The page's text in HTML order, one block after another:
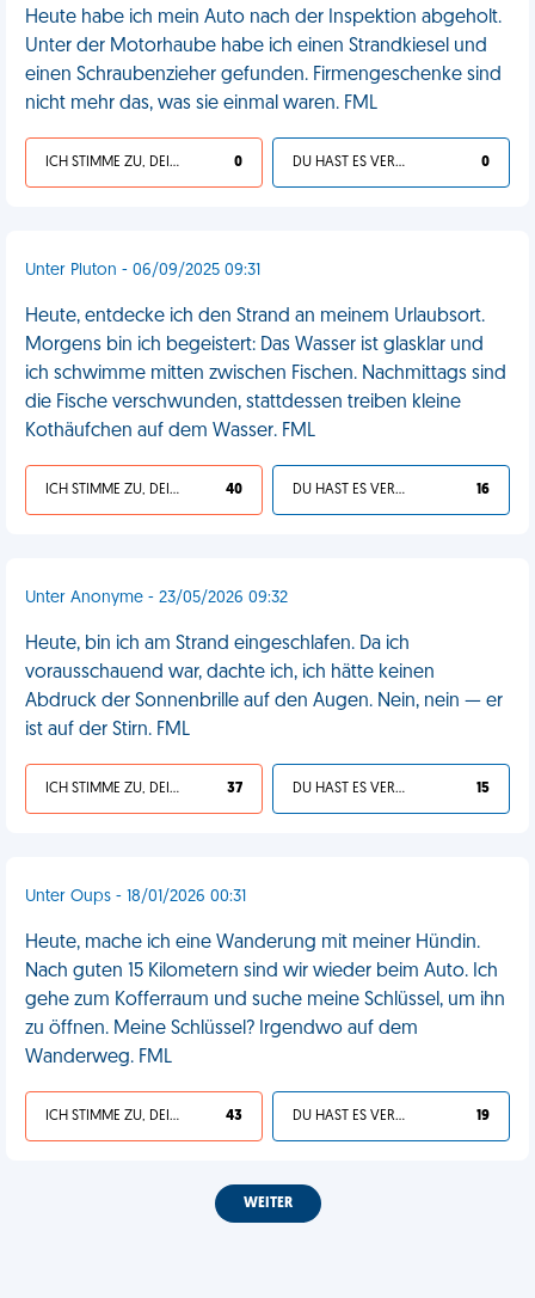
Heute habe ich mein Auto nach der Inspektion abgeholt.
Unter der Motorhaube habe ich einen Strandkiesel und
einen Schraubenzieher gefunden. Firmengeschenke sind
nicht mehr das, was sie einmal waren. FML
ICH STIMME ZU, DEIN LEBEN IST SCHEISSE 0 DU HAST ES VERDIENT 0
Unter Pluton - 06/09/2025 09:31
Heute, entdecke ich den Strand an meinem Urlaubsort.
Morgens bin ich begeistert: Das Wasser ist glasklar und
ich schwimme mitten zwischen Fischen. Nachmittags sind
die Fische verschwunden, stattdessen treiben kleine
Kothäufchen auf dem Wasser. FML
ICH STIMME ZU, DEIN LEBEN IST SCHEISSE 40 DU HAST ES VERDIENT 16
Unter Anonyme - 23/05/2026 09:32
Heute, bin ich am Strand eingeschlafen. Da ich
vorausschauend war, dachte ich, ich hätte keinen
Abdruck der Sonnenbrille auf den Augen. Nein, nein — er
ist auf der Stirn. FML
ICH STIMME ZU, DEIN LEBEN IST SCHEISSE 37 DU HAST ES VERDIENT 15
Unter Oups - 18/01/2026 00:31
Heute, mache ich eine Wanderung mit meiner Hündin.
Nach guten 15 Kilometern sind wir wieder beim Auto. Ich
gehe zum Kofferraum und suche meine Schlüssel, um ihn
zu öffnen. Meine Schlüssel? Irgendwo auf dem
Wanderweg. FML
ICH STIMME ZU, DEIN LEBEN IST SCHEISSE 43 DU HAST ES VERDIENT 19
WEITER